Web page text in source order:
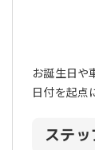
お誕生日や
日付を起点
ステ